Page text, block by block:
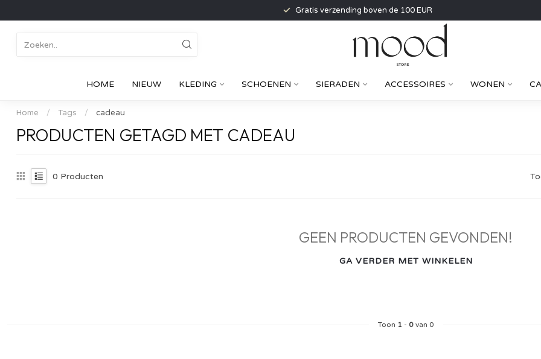
Gratis verzending boven de 100 EUR
HOME NIEUW KLEDING SCHOENEN SIERADEN ACCESSOIRES WONEN
Home / Tags / cadeau
PRODUCTEN GETAGD MET CADEAU
0 Producten
GEEN PRODUCTEN GEVONDEN!
GA VERDER MET WINKELEN
Toon 1 - 0van 0